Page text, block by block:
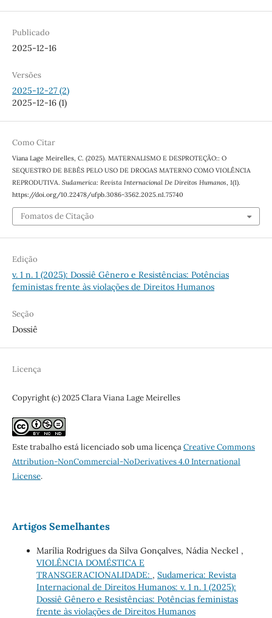
Publicado
2025-12-16
Versões
2025-12-27 (2)
2025-12-16 (1)
Como Citar
Viana Lage Meirelles, C. (2025). MATERNALISMO E DESPROTEÇÃO:: O
SEQUESTRO DE BEBÊS PELO USO DE DROGAS MATERNO COMO VIOLÊNCIA
REPRODUTIVA. Sudamerica: Revista Internacional De Direitos Humanos, 1(1).
https://doi.org/10.22478/ufpb.3086-3562.2025.n1.75740
Fomatos de Citação
Edição
v. 1 n. 1 (2025): Dossiê Gênero e Resistências: Potências
feministas frente às violações de Direitos Humanos
Seção
Dossiê
Licença
Copyright (c) 2025 Clara Viana Lage Meirelles
Este trabalho está licenciado sob uma licençaCreative Commons
Attribution-NonCommercial-NoDerivatives 4.0 International
License.
Artigos Semelhantes
Marília Rodrigues da Silva Gonçalves, Nádia Neckel ,
VIOLÊNCIA DOMÉSTICA E
TRANSGERACIONALIDADE: , Sudamerica: Revista
Internacional de Direitos Humanos: v. 1 n. 1 (2025):
Dossiê Gênero e Resistências: Potências feministas
frente às violações de Direitos Humanos